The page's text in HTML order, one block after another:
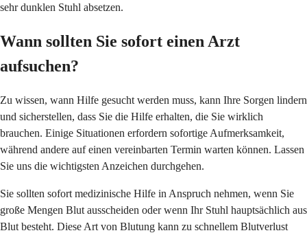
sehr dunklen Stuhl absetzen.
Wann sollten Sie sofort einen Arzt
aufsuchen?
Zu wissen, wann Hilfe gesucht werden muss, kann Ihre Sorgen lindern
und sicherstellen, dass Sie die Hilfe erhalten, die Sie wirklich
brauchen. Einige Situationen erfordern sofortige Aufmerksamkeit,
während andere auf einen vereinbarten Termin warten können. Lassen
Sie uns die wichtigsten Anzeichen durchgehen.
Sie sollten sofort medizinische Hilfe in Anspruch nehmen, wenn Sie
große Mengen Blut ausscheiden oder wenn Ihr Stuhl hauptsächlich aus
Blut besteht. Diese Art von Blutung kann zu schnellem Blutverlust